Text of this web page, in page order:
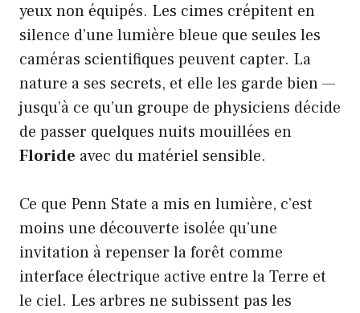
yeux non équipés. Les cimes crépitent en
silence d’une lumière bleue que seules les
caméras scientifiques peuvent capter. La
nature a ses secrets, et elle les garde bien —
jusqu’à ce qu’un groupe de physiciens décide
de passer quelques nuits mouillées en
Floride avec du matériel sensible.
Ce que Penn State a mis en lumière, c’est
moins une découverte isolée qu’une
invitation à repenser la forêt comme
interface électrique active entre la Terre et
le ciel. Les arbres ne subissent pas les